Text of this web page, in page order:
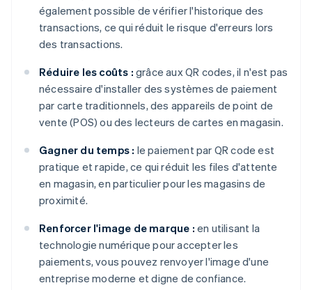
également possible de vérifier l'historique des
transactions, ce qui réduit le risque d'erreurs lors
des transactions.
Réduire les coûts : grâce aux QR codes, il n'est pas
nécessaire d'installer des systèmes de paiement
par carte traditionnels, des appareils de point de
vente (POS) ou des lecteurs de cartes en magasin.
Gagner du temps : le paiement par QR code est
pratique et rapide, ce qui réduit les files d'attente
en magasin, en particulier pour les magasins de
proximité.
Renforcer l'image de marque : en utilisant la
technologie numérique pour accepter les
paiements, vous pouvez renvoyer l'image d'une
entreprise moderne et digne de confiance.